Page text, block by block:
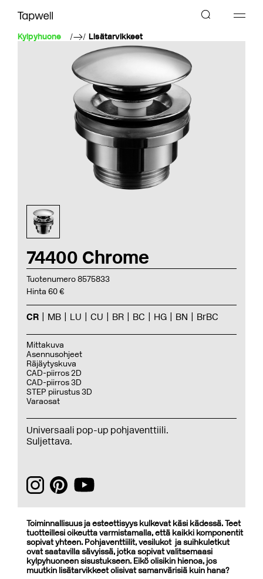
Kylpyhuone Lisätarvikkeet
74400 Chrome
Tuotenumero 8575833
Hinta 60 €
CR MB LU CU BR BC HG BN BrBC
Mittakuva
Asennusohjeet
Räjäytyskuva
CAD-piirros 2D
CAD-piirros 3D
STEP piirustus 3D
Varaosat
Universaali pop-up pohjaventtiili.
Suljettava.
Toiminnallisuus ja esteettisyys kulkevat käsi kädessä. Teet
tuotteillesi oikeutta varmistamalla, että kaikki komponentit
sopivat yhteen. Pohjaventtiilit, vesilukot ja suihkuletkut
ovat saatavilla sävyissä, jotka sopivat valitsemaasi
kylpyhuoneen sisustukseen. Eikö olisikin hienoa, jos
muutkin lisätarvikkeet olisivat samanvärisiä kuin hana?